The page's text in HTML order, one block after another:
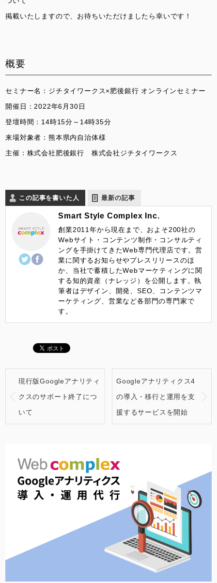
掲載いたしますので、お待ちいただけましたら幸いです！
概要
セミナー名：ジチタイワークス×肥後銀行 オンラインセミナー
開催日：2022年6月30日
登壇時間：14時15分～14時35分
来場対象者：熊本県内自治体様
主催：株式会社肥後銀行 株式会社ジチタイワークス
この記事を書いた人 最新の記事
Smart Style Complex Inc.
創業2011年から現在まで、およそ200社の
Webサイト・コンテンツ制作・コンサルティ
ングを手掛けてきたWeb専門代理店です。営
業に関するお知らせやプレスリリースのほ
か、当社で蓄積したWebマーケティングに関
する知的資産（ナレッジ）を公開します。執
筆者はデザイン、開発、SEO、コンテンツマ
ーケティング、営業など各部門の専門家で
す。
現行版Googleアナリティ
クスのサポート終了につ
いて
Googleアナリティクス4
の導入・移行と運用を支
援するサービスを開始